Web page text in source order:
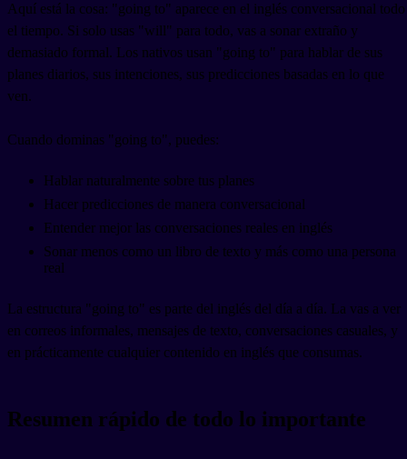
Aquí está la cosa: "going to" aparece en el inglés conversacional todo
el tiempo. Si solo usas "will" para todo, vas a sonar extraño y
demasiado formal. Los nativos usan "going to" para hablar de sus
planes diarios, sus intenciones, sus predicciones basadas en lo que
ven.
Cuando dominas "going to", puedes:
Hablar naturalmente sobre tus planes
Hacer predicciones de manera conversacional
Entender mejor las conversaciones reales en inglés
Sonar menos como un libro de texto y más como una persona
real
La estructura "going to" es parte del inglés del día a día. La vas a ver
en correos informales, mensajes de texto, conversaciones casuales, y
en prácticamente cualquier contenido en inglés que consumas.
Resumen rápido de todo lo importante